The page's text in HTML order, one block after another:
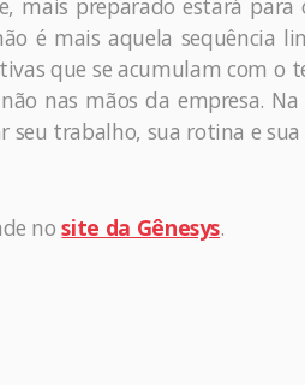
é mais aquela sequência
que se acumulam com o
nas mãos da empresa.
seu trabalho, sua rotina e
nosite da Gênesys.